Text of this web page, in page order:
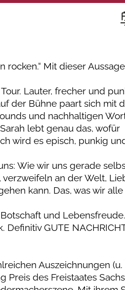
rocken.“ Mit dieser
Lauter, frecher und
der Bühne paart sich mit
und nachhaltigen
lebt genau das, wofür
wird es episch, punkig
Wie wir uns gerade
verzweifeln an der Welt,
kann. Das, was wir alle
und
GUTE
Auszeichnungen (u.
Preis des Freistaates